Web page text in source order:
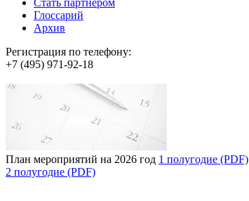
Стать партнером
Глоссарий
Архив
Регистрация по телефону:
+7 (495) 971-92-18
План мероприятий на 2026 год 1 полугодие (PDF)
2 полугодие (PDF)